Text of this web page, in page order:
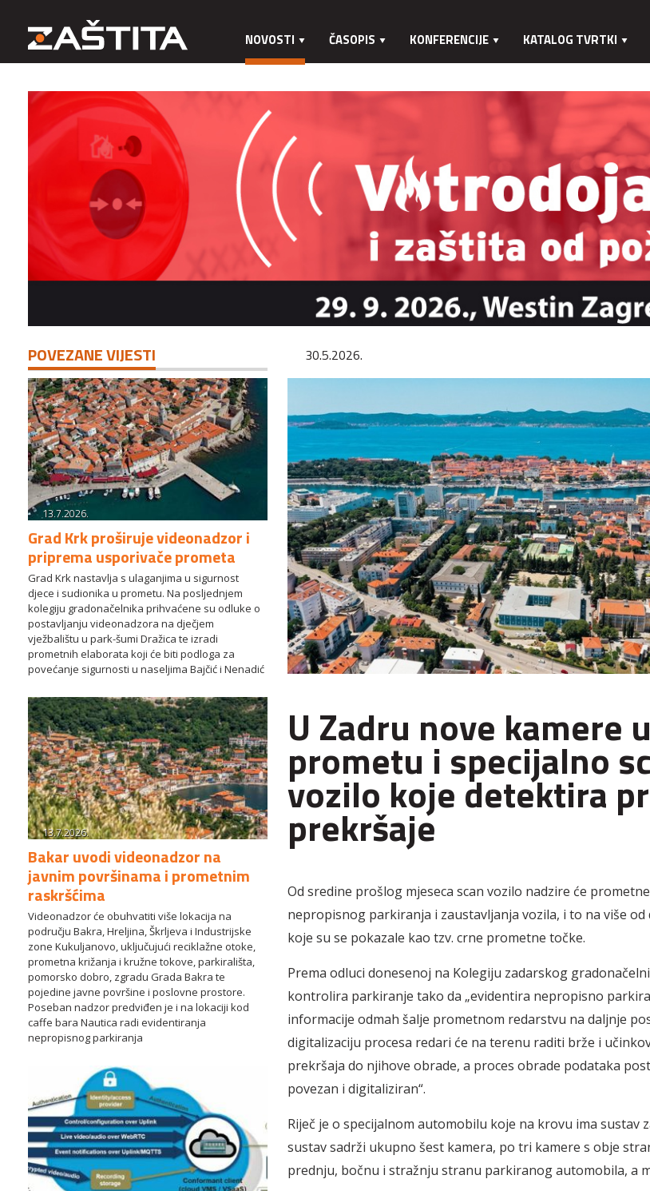
NOVOSTI ČASOPIS KONFERENCIJE KATALOG TVRTKI
POVEZANE VIJESTI
13.7.2026.
Grad Krk proširuje videonadzor i
priprema usporivače prometa
Grad Krk nastavlja s ulaganjima u sigurnost
djece i sudionika u prometu. Na posljednjem
kolegiju gradonačelnika prihvaćene su odluke o
postavljanju videonadzora na dječjem
vježbalištu u park-šumi Dražica te izradi
prometnih elaborata koji će biti podloga za
povećanje sigurnosti u naseljima Bajčić i Nenadić
13.7.2026.
Bakar uvodi videonadzor na
javnim površinama i prometnim
raskršćima
Videonadzor će obuhvatiti više lokacija na
području Bakra, Hreljina, Škrljeva i Industrijske
zone Kukuljanovo, uključujući reciklažne otoke,
prometna križanja i kružne tokove, parkirališta,
pomorsko dobro, zgradu Grada Bakra te
pojedine javne površine i poslovne prostore.
Poseban nadzor predviđen je i na lokaciji kod
caffe bara Nautica radi evidentiranja
nepropisnog parkiranja
30.5.2026.
U Zadru nove kamere u
prometu i specijalno
vozilo koje detektira
prekršaje
Od sredine prošlog mjeseca scan vozilo nadzire će
nepropisnog parkiranja i zaustavljanja vozila, i to na više od
koje su se pokazale kao tzv. crne prometne točke.
Prema odluci donesenoj na Kolegiju zadarskog
kontrolira parkiranje tako da „evidentira nepropisno
informacije odmah šalje prometnom redarstvu na daljnje
digitalizaciju procesa redari će na terenu raditi brže i
prekršaja do njihove obrade, a proces obrade podataka
povezan i digitaliziran“.
Riječ je o specijalnom automobilu koje na krovu ima sustav
sustav sadrži ukupno šest kamera, po tri kamere s obje
prednju, bočnu i stražnju stranu parkiranog automobila, a